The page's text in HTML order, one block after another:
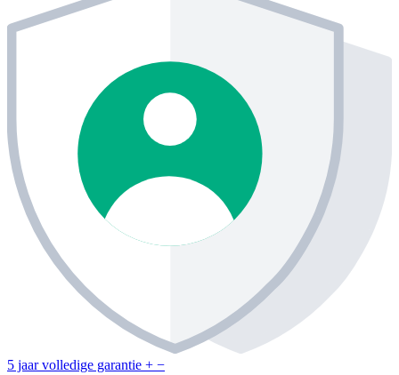
5 jaar volledige garantie + −